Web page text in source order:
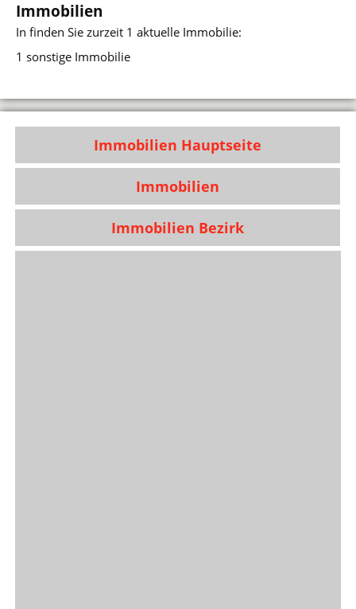
Immobilien
Infinden Sie zurzeit 1 aktuelle Immobilie:
1 sonstige Immobilie
Immobilien Hauptseite
Immobilien
Immobilien Bezirk